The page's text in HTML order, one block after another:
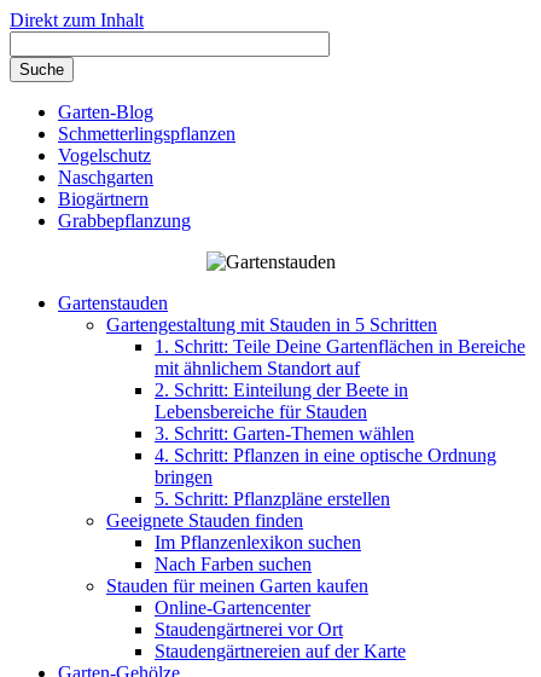
Direkt zum Inhalt
Garten-Blog
Schmetterlingspflanzen
Vogelschutz
Naschgarten
Biogärtnern
Grabbepflanzung
Gartenstauden
Gartengestaltung mit Stauden in 5 Schritten
1. Schritt: Teile Deine Gartenflächen in Bereiche
mit ähnlichem Standort auf
2. Schritt: Einteilung der Beete in
Lebensbereiche für Stauden
3. Schritt: Garten-Themen wählen
4. Schritt: Pflanzen in eine optische Ordnung
bringen
5. Schritt: Pflanzpläne erstellen
Geeignete Stauden finden
Im Pflanzenlexikon suchen
Nach Farben suchen
Stauden für meinen Garten kaufen
Online-Gartencenter
Staudengärtnerei vor Ort
Staudengärtnereien auf der Karte
Garten-Gehölze